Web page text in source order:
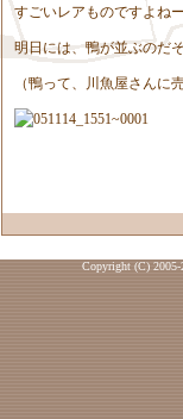
すごいレアものですよね
明日には、鴨が並ぶのだ
（鴨って、川魚屋さんに
Copyright (C) 2005-